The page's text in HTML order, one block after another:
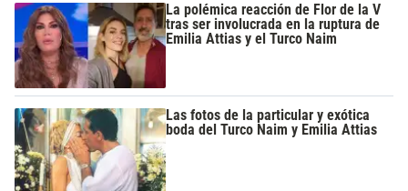
La polémica reacción de Flor de la V
tras ser involucrada en la ruptura de
Emilia Attias y el Turco Naim
Las fotos de la particular y exótica
boda del Turco Naim y Emilia Attias